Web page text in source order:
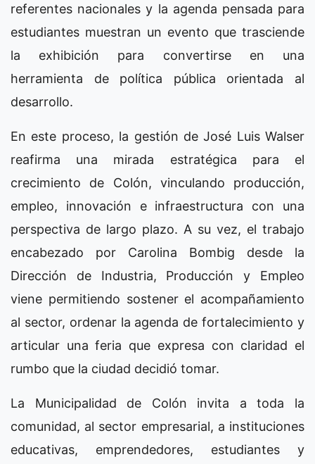
referentes nacionales y la agenda pensada para
estudiantes muestran un evento que trasciende
la exhibición para convertirse en una
herramienta de política pública orientada al
desarrollo.
En este proceso, la gestión de José Luis Walser
reafirma una mirada estratégica para el
crecimiento de Colón, vinculando producción,
empleo, innovación e infraestructura con una
perspectiva de largo plazo. A su vez, el trabajo
encabezado por Carolina Bombig desde la
Dirección de Industria, Producción y Empleo
viene permitiendo sostener el acompañamiento
al sector, ordenar la agenda de fortalecimiento y
articular una feria que expresa con claridad el
rumbo que la ciudad decidió tomar.
La Municipalidad de Colón invita a toda la
comunidad, al sector empresarial, a instituciones
educativas, emprendedores, estudiantes y